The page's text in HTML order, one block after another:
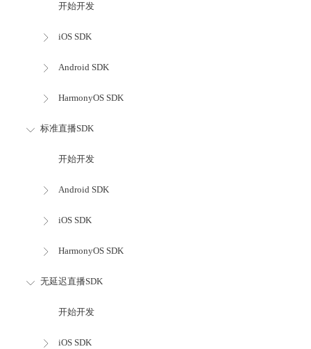
开始开发
iOS SDK
Android SDK
HarmonyOS SDK
标准直播SDK
开始开发
Android SDK
iOS SDK
HarmonyOS SDK
无延迟直播SDK
开始开发
iOS SDK